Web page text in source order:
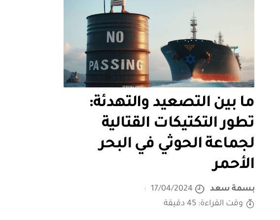
ما بين التصعيد والتهدئة:
تطور التكتيكات القتالية
لجماعة الحوثي في البحر
الأحمر
بسمة سعد
17/04/2024
وقت القراءة: 45 دقيقة